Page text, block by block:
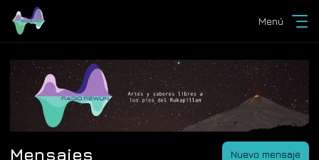
Menú
Mensajes Nuevo mensaje